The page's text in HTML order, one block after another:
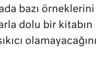
bazı örneklerini
dolu bir kitabın
olamayacağını